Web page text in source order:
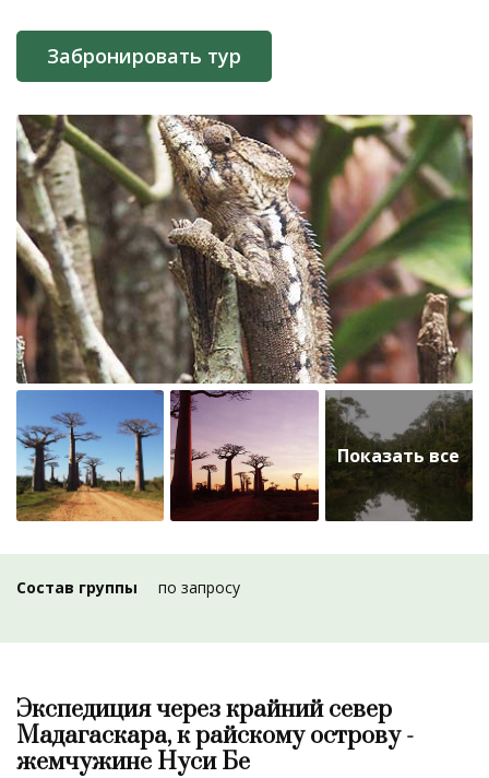
Забронировать тур
Состав группы по запросу
Экспедиция через крайний север
Мадагаскара, к райскому острову -
жемчужине Нуси Бе